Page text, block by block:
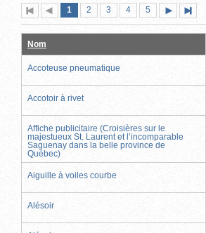
Première
page
Page
précédente
Page
1 (page
actuelle)
Page
2 Page
3 Page
4 Page
5
suivante
page
Nom
Accoteuse pneumatique
Accotoir à rivet
Affiche publicitaire (Croisières sur le
majestueux St. Laurent et l’incomparable
Saguenay dans la belle province de
Québec)
Aiguille à voiles courbe
Alésoir